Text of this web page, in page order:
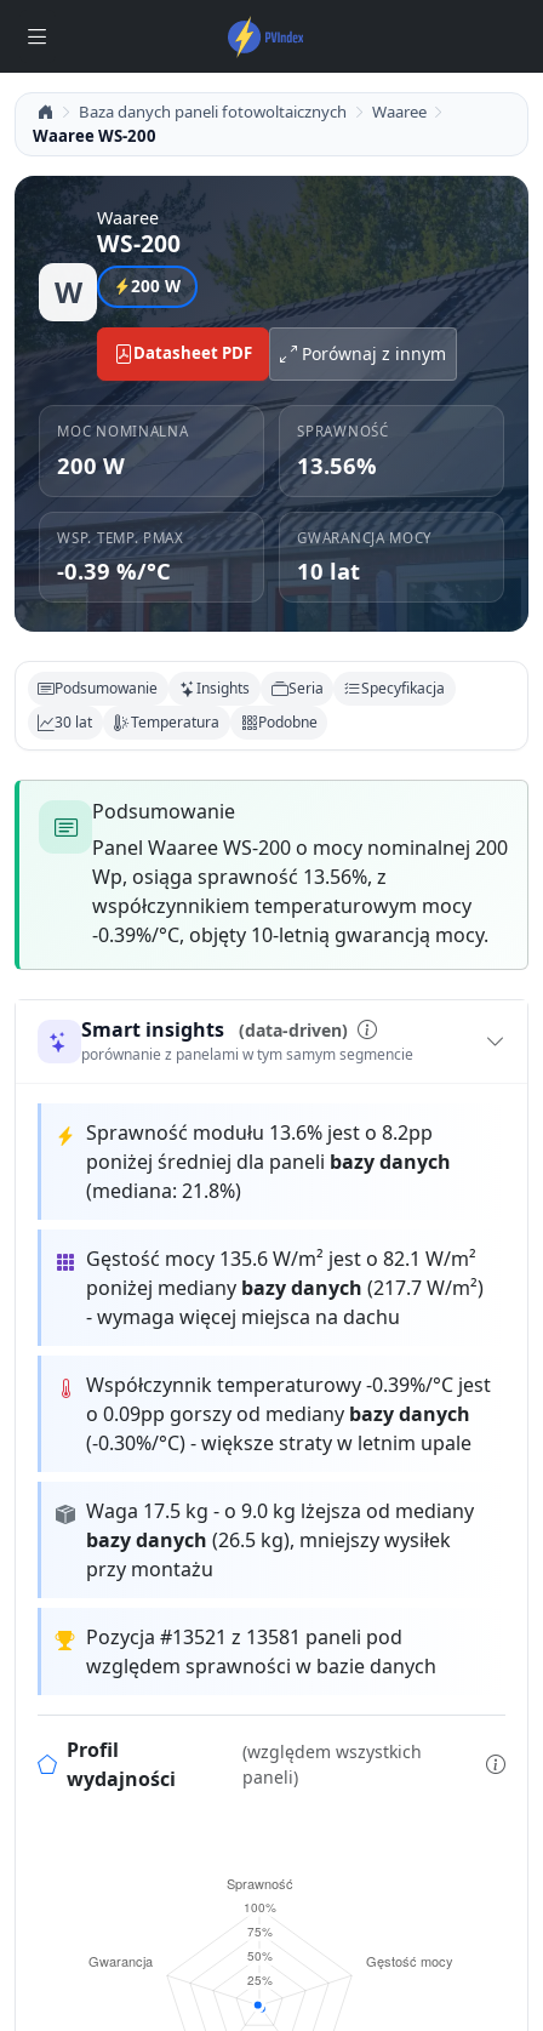
Baza danych paneli fotowoltaicznych
Waaree
Waaree WS-200
W
Waaree
WS-200
200 W
Datasheet PDF Porównaj z innym
MOC NOMINALNA
200 W
SPRAWNOŚĆ
13.56%
WSP. TEMP. PMAX
-0.39 %/°C
GWARANCJA MOCY
10 lat
Podsumowanie Insights Seria
Specyfikacja
30 lat
Temperatura Podobne
Podsumowanie
Panel Waaree WS-200 o mocy nominalnej 200
Wp, osiąga sprawność 13.56%, z
współczynnikiem temperaturowym mocy
-0.39%/°C, objęty 10-letnią gwarancją mocy.
Smart insights (data-driven)
porównanie z panelami w tym samym segmencie
Sprawność modułu 13.6% jest o 8.2pp
poniżej średniej dla paneli bazy danych
(mediana: 21.8%)
Gęstość mocy 135.6 W/m² jest o 82.1 W/m²
poniżej mediany bazy danych (217.7 W/m²)
- wymaga więcej miejsca na dachu
Współczynnik temperaturowy -0.39%/°C jest
o 0.09pp gorszy od mediany bazy danych
(-0.30%/°C) - większe straty w letnim upale
Waga 17.5 kg - o 9.0 kg lżejsza od mediany
bazy danych (26.5 kg), mniejszy wysiłek
przy montażu
Pozycja #13521 z 13581 paneli pod
względem sprawności w bazie danych
Profil
wydajności
(względem wszystkich
paneli)